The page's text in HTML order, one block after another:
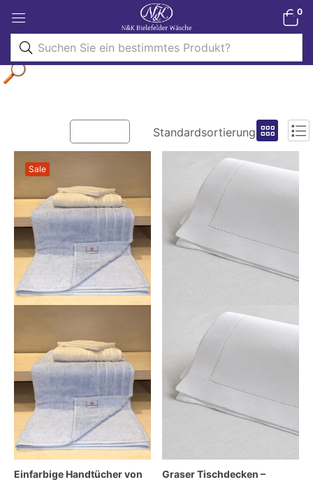
0
Standardsortierung
Sale
Einfarbige Handtücher von
Graser Tischdecken –